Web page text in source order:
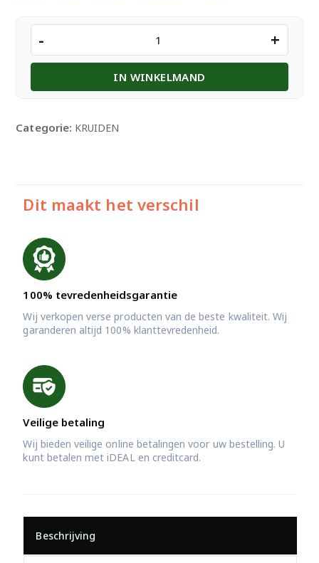
pulao
Masala
- +
IN WINKELMAND
Categorie: KRUIDEN
Dit maakt het verschil
100% tevredenheidsgarantie
Wij verkopen verse producten van de beste kwaliteit. Wij
garanderen altijd 100% klanttevredenheid.
Veilige betaling
Wij bieden veilige online betalingen voor uw bestelling. U
kunt betalen met iDEAL en creditcard.
Beschrijving